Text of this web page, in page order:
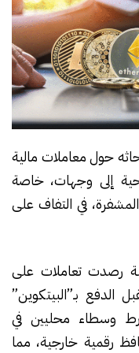
حول معاملات مالية
إلى وجهات، خاصة
في التفاف على
رصدت تعاملات على
بـ”البيتكوين”
تورط وسطاء محليين في
رقمية خارجية، مما